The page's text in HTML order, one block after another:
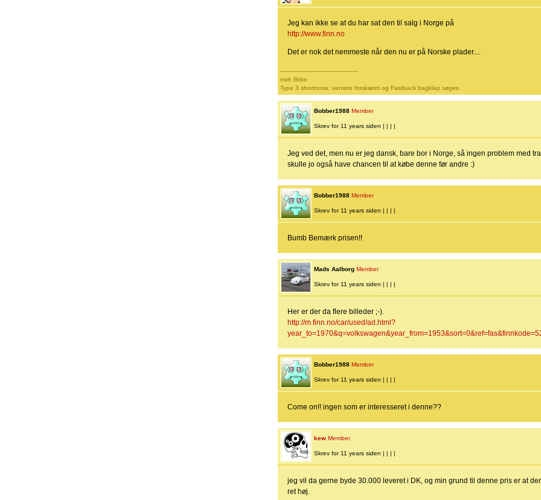
Jeg kan ikke se at du har sat den til salg i Norge på
http://www.finn.no
Det er nok det nemmeste når den nu er på Norske plader....
-------------------------------------------
mvh Birke
Type 3 shortnose: venstre forskærm og Fastback bagklap søges.
Bobber1988 Member
Skrev for 11 years siden | | | |
Jeg ved det, men nu er jeg dansk, bare bor i Norge, så ingen problem med
skulle jo også have chancen til at købe denne før andre :)
Bobber1988 Member
Skrev for 11 years siden | | | |
Bumb Bemærk prisen!!
Mads Aalborg Member
Skrev for 11 years siden | | | |
Her er der da flere billeder ;-).
http://m.finn.no/car/used/ad.html?
Bobber1988 Member
Skrev for 11 years siden | | | |
Come on!! ingen som er interesseret i denne??
kew Member
Skrev for 11 years siden | | | |
jeg vil da gerne byde 30.000 leveret i DK, og min grund til denne pris er at
ret høj.